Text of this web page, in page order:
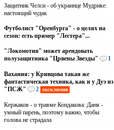
Защитник Челси - об украинце Мудрике:
настоящий чудак
Футболист "Оренбурга" - о целях на
сезон: есть пример "Лестера"...
"Локомотив" может арендовать
полузащитника "Црвены Звезды"
1
Вахания: у Кривцова такая же
фантастическая техника, как и у Дуэ из
"ПСЖ"
2 эксклюзив
Кержаков - о травме Кондакова: Даня -
умный парень, поэтому важно, чтобы
голова не страдала